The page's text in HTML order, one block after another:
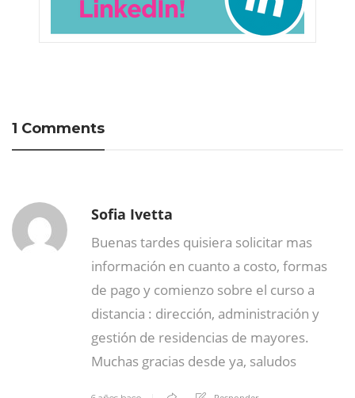
1 Comments
Sofia Ivetta
Buenas tardes quisiera solicitar mas
información en cuanto a costo, formas
de pago y comienzo sobre el curso a
distancia : dirección, administración y
gestión de residencias de mayores.
Muchas gracias desde ya, saludos